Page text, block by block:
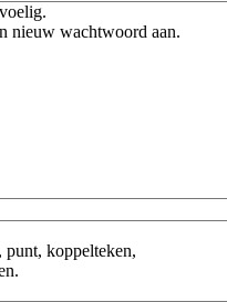
nieuw wachtwoord aan.
punt, koppelteken,